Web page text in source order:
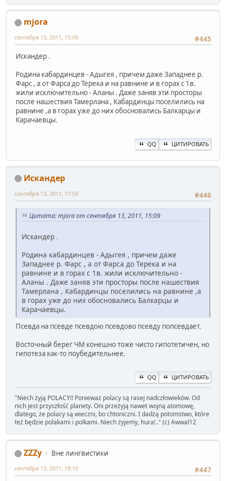
mjora
#445
сентября 13, 2011, 15:09
Искандер .
Родина кабардинцев - Адыгея , причем даже Западнее р.
Фарс , а от Фарса до Терека и на равнине и в горах с 1в.
жили исключительно - Аланы . Даже заняв эти просторы
после нашествия Тамерлана , Кабардинцы поселились на
равнине ,а в горах уже до них обосновались Балкарцы и
Карачаевцы.
QQ ЦИТИРОВАТЬ
Искандер
#446
сентября 13, 2011, 17:59
Цитата: mjora от сентября 13, 2011, 15:09
Искандер .
Родина кабардинцев - Адыгея , причем даже
Западнее р. Фарс , а от Фарса до Терека и на
равнине и в горах с 1в. жили исключительно -
Аланы . Даже заняв эти просторы после нашествия
Тамерлана , Кабардинцы поселились на равнине ,а
в горах уже до них обосновались Балкарцы и
Карачаевцы.
Псевда на псевде псевдою псевдово псевду попсевдает.
Восточный берег ЧМ конешно тоже чисто гипотетичен, но
гипотеза как-то поубедительнее.
QQ ЦИТИРОВАТЬ
" Niech żyją POLACY!! Ponieważ polacy są rasej nadczłowieków. Od
nich jest przyszłość planety. Oni przeżyją nawet wojną atomowę,
dlatego, że polacy są wieczni, bo chtoniczni. I dadzą potomstwo, które
też będzie polakami i polkami. Niech żyjemy, hura!.." (c) Awwal12
ZZZy
Вне лингвистики
#447
сентября 13, 2011, 18:10